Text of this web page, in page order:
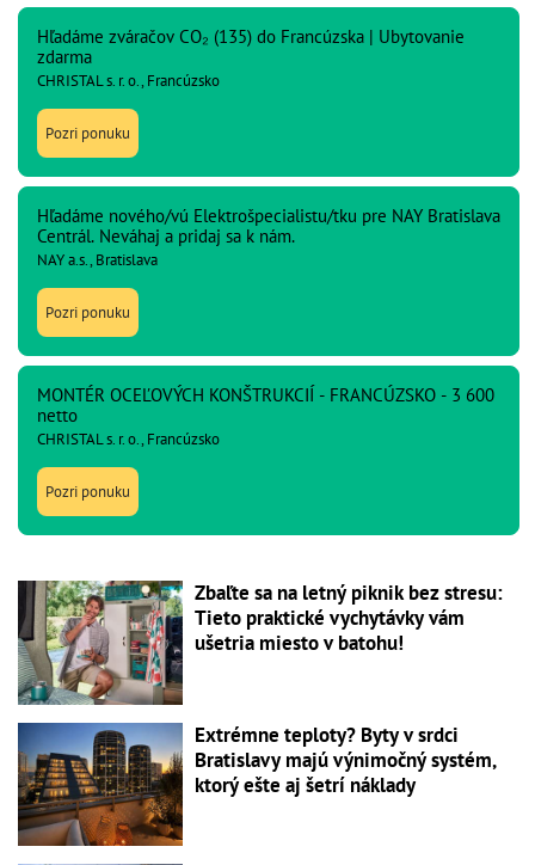
Hľadáme zváračov CO₂ (135) do Francúzska | Ubytovanie
zdarma
CHRISTAL s. r. o., Francúzsko
Pozri ponuku
Hľadáme nového/vú Elektrošpecialistu/tku pre NAY Bratislava
Centrál. Neváhaj a pridaj sa k nám.
NAY a.s., Bratislava
Pozri ponuku
MONTÉR OCEĽOVÝCH KONŠTRUKCIÍ - FRANCÚZSKO - 3 600
netto
CHRISTAL s. r. o., Francúzsko
Pozri ponuku
Zbaľte sa na letný piknik bez stresu:
Tieto praktické vychytávky vám
ušetria miesto v batohu!
Extrémne teploty? Byty v srdci
Bratislavy majú výnimočný systém,
ktorý ešte aj šetrí náklady